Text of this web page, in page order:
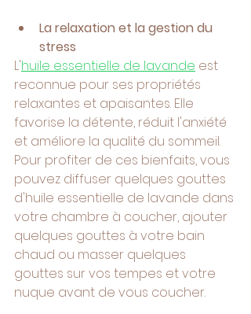
La relaxation et la gestion du
stress
L'huile essentielle de lavande est
reconnue pour ses propriétés
relaxantes et apaisantes. Elle
favorise la détente, réduit l'anxiété
et améliore la qualité du sommeil.
Pour profiter de ces bienfaits, vous
pouvez diffuser quelques gouttes
d'huile essentielle de lavande dans
votre chambre à coucher, ajouter
quelques gouttes à votre bain
chaud ou masser quelques
gouttes sur vos tempes et votre
nuque avant de vous coucher.